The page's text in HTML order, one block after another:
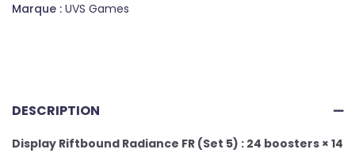
Marque : UVS Games
DESCRIPTION
Display Riftbound Radiance FR (Set 5) : 24 boosters × 14